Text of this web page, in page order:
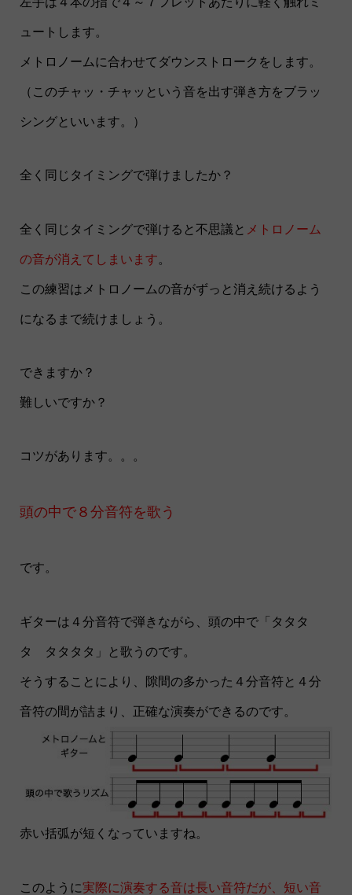
ュートします。
メトロノームに合わせてダウンストロークをします。
（このチャッ・チャッという音を出す弾き方をブラッ
シングといいます。）
全く同じタイミングで弾けましたか？
全く同じタイミングで弾けると不思議と メトロノーム
の音が消えてしまいます。
この練習はメトロノームの音がずっと消え続けるよう
になるまで続けましょう。
できますか？
難しいですか？
コツがあります。。。
頭の中で８分音符を歌う
です。
ギターは４分音符で弾きながら、頭の中で「タタタ
タ タタタタ」と歌うのです。
そうすることにより、隙間の多かった４分音符と４分
音符の間が詰まり、正確な演奏ができるのです。
赤い括弧が短くなっていますね。
このように実際に演奏する音は長い音符だが、短い音